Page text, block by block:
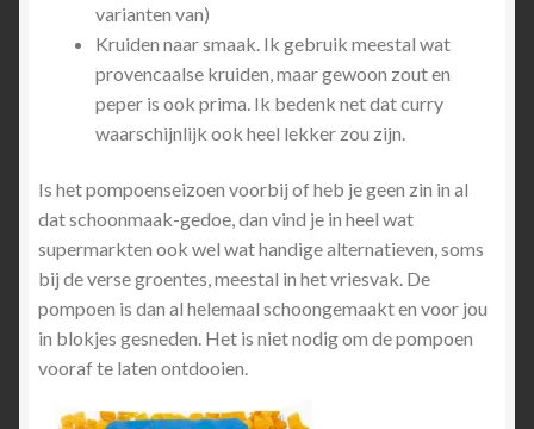
varianten van)
Kruiden naar smaak. Ik gebruik meestal wat
provencaalse kruiden, maar gewoon zout en
peper is ook prima. Ik bedenk net dat curry
waarschijnlijk ook heel lekker zou zijn.
Is het pompoenseizoen voorbij of heb je geen zin in al
dat schoonmaak-gedoe, dan vind je in heel wat
supermarkten ook wel wat handige alternatieven, soms
bij de verse groentes, meestal in het vriesvak. De
pompoen is dan al helemaal schoongemaakt en voor jou
in blokjes gesneden. Het is niet nodig om de pompoen
vooraf te laten ontdooien.